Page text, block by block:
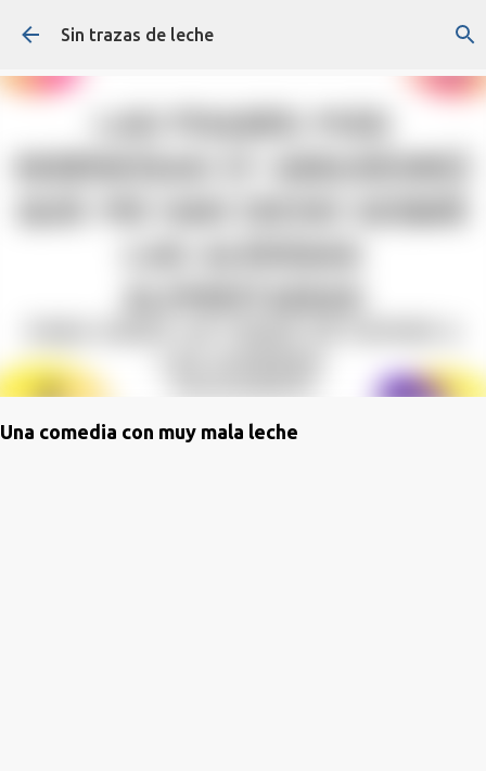
Ir al contenido principal
Sin trazas de leche
Una comedia con muy mala leche